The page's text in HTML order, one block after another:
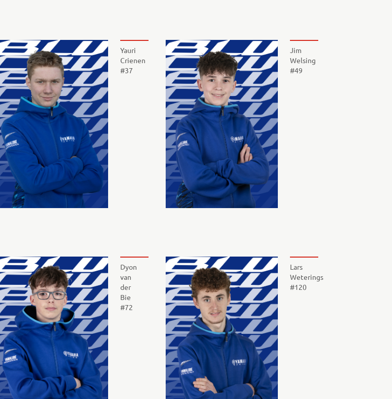
Yauri
Crienen
#37
Jim
Welsing
#49
Dyon
van
der
Bie
#72
Lars
Weterings
#120